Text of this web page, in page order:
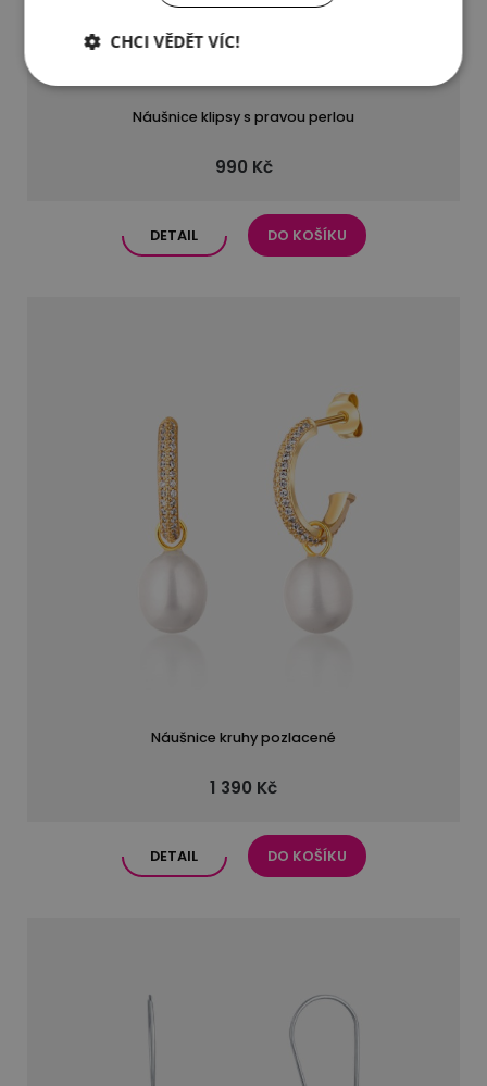
Náušnice klipsy s pravou perlou
990 Kč
DETAIL DO KOŠÍKU
Náušnice kruhy pozlacené
1 390 Kč
DETAIL DO KOŠÍKU
CHCI VĚDĚT VÍC!